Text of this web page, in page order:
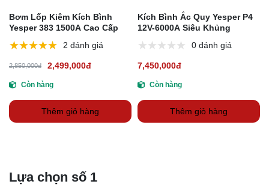
Bơm Lốp Kiêm Kích Bình
Yesper 383 1500A Cao Cấp
2 đánh giá
2,850,000đ 2,499,000đ
Còn hàng
Thêm giỏ hàng
Kích Bình Ắc Quy Yesper P4
12V-6000A Siêu Khủng
0 đánh giá
7,450,000đ
Còn hàng
Thêm giỏ hàng
Lựa chọn số 1